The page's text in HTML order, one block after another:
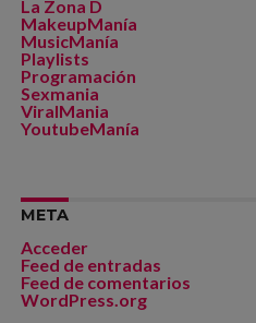
La Zona D
MakeupManía
MusicManía
Playlists
Programación
Sexmania
ViralMania
YoutubeManía
META
Acceder
Feed de entradas
Feed de comentarios
WordPress.org